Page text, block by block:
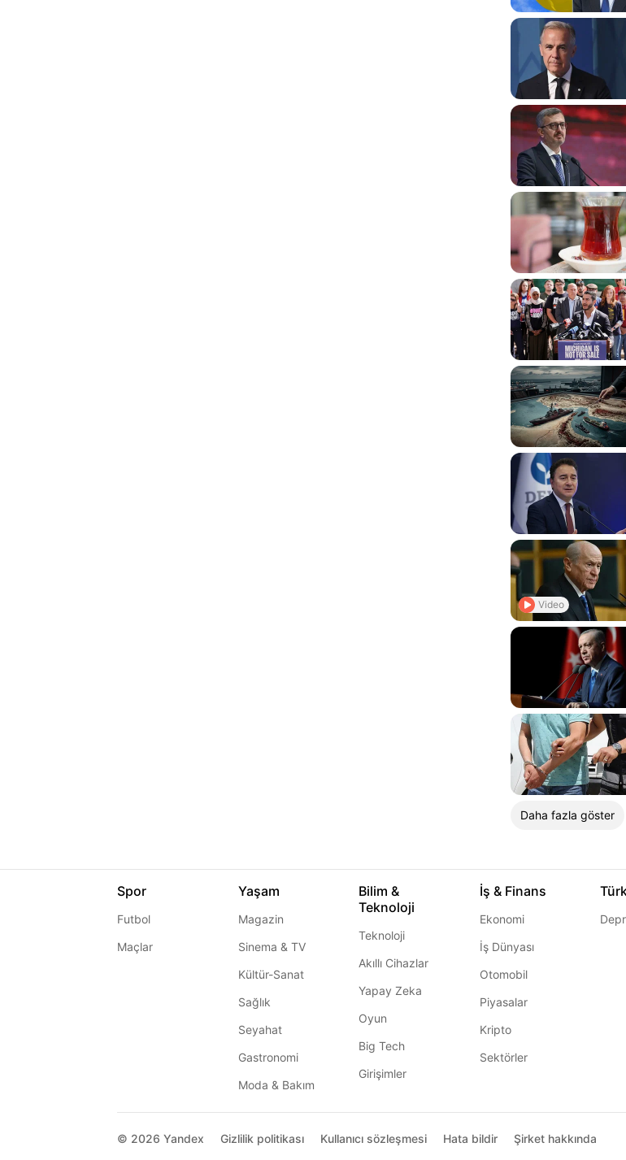
Video
Daha fazla göster
Spor
Futbol
Maçlar
Yaşam
Magazin
Sinema & TV
Kültür-Sanat
Sağlık
Seyahat
Gastronomi
Moda & Bakım
Bilim &
Teknoloji
Teknoloji
Akıllı Cihazlar
Yapay Zeka
Oyun
Big Tech
Girişimler
İş & Finans
Ekonomi
İş Dünyası
Otomobil
Piyasalar
Kripto
Sektörler
© 2026 Yandex Gizlilik politikası Kullanıcı sözleşmesi Hata bildir Şirket hakkında